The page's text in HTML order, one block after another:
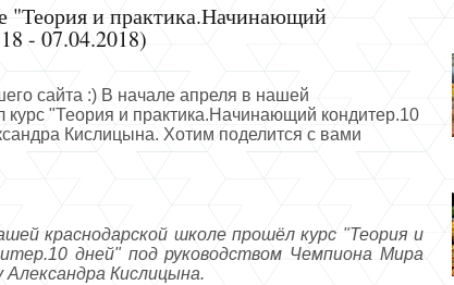
"Теория и практика.Начинающий
- 07.04.2018)
сайта :) В начале апреля в нашей
"Теория и практика.Начинающий кондитер.10
Кислицына. Хотим поделится с вами
краснодарской школе прошёл курс "Теория и
дней" под руководством Чемпиона Мира
Александра Кислицына.